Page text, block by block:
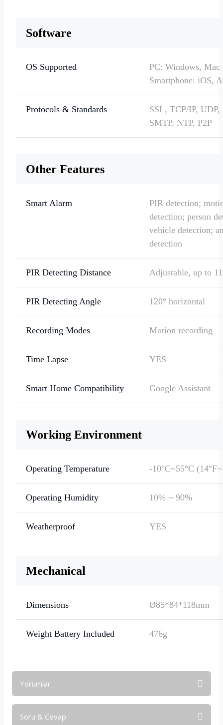
Software
OS Supported
PC: Windows, Mac
Smartphone: iOS,
Protocols & Standards
SSL, TCP/IP, UDP,
SMTP, NTP, P2P
Other Features
Smart Alarm
PIR detection;
detection; person
vehicle detection;
detection
PIR Detecting Distance Adjustable, up to
PIR Detecting Angle 120° horizontal
Recording Modes Motion recording
Time Lapse YES
Smart Home Compatibility Google Assistant
Working Environment
Operating Temperature -10°C~55°C
Operating Humidity 10% ~ 90%
Weatherproof YES
Mechanical
Dimensions Ø85*84*118mm
Weight Battery Included 476g
Yorumlar
Soru & Cevap